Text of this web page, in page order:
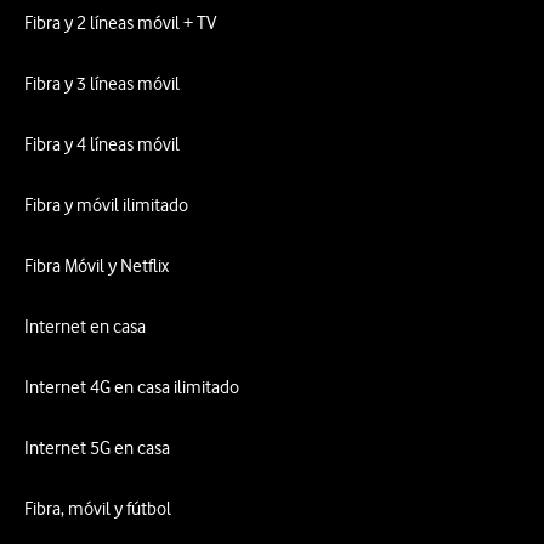
Fibra y 2 líneas móvil + TV
Fibra y 3 líneas móvil
Fibra y 4 líneas móvil
Fibra y móvil ilimitado
Fibra Móvil y Netflix
Internet en casa
Internet 4G en casa ilimitado
Internet 5G en casa
Fibra, móvil y fútbol